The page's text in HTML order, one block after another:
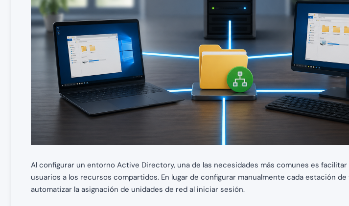
Al configurar un entorno Active Directory, una de las necesidades más comunes es facilitar
usuarios a los recursos compartidos. En lugar de configurar manualmente cada estación
automatizar la asignación de unidades de red al iniciar sesión.